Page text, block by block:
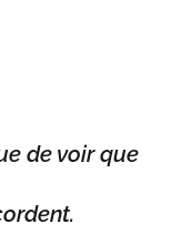
de voir que